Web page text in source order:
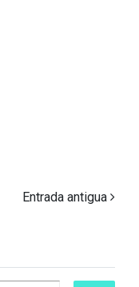
Entrada antigua